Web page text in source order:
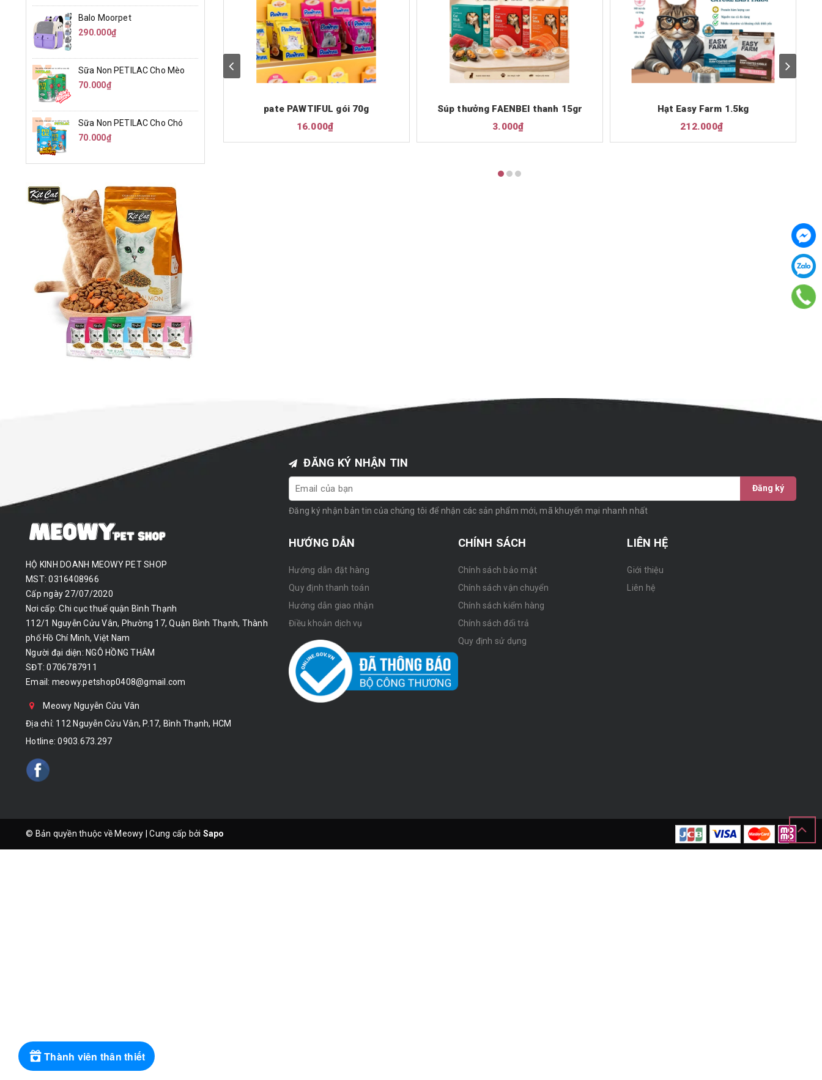
pate PAWTIFUL gói 70g
16.000₫
Súp thưởng FAENBEI thanh 15gr
3.000₫
Hạt Easy Farm 1.5kg
212.000₫
Balo Moorpet
290.000₫
Sữa Non PETILAC Cho Mèo
70.000₫
Sữa Non PETILAC Cho Chó
70.000₫
HỘ KINH DOANH MEOWY PET SHOP
MST: 0316408966
Cấp ngày 27/07/2020
Nơi cấp: Chi cục thuế quận Bình Thạnh
112/1 Nguyễn Cửu Vân, Phường 17, Quận Bình Thạnh, Thành
phố Hồ Chí Minh, Việt Nam
Người đại diện: NGÔ HỒNG THẮM
SĐT: 0706787911
Email: meowy.petshop0408@gmail.com
Meowy Nguyễn Cửu Vân
Địa chỉ: 112 Nguyễn Cửu Vân, P.17, Bình Thạnh, HCM
Hotline:0903.673.297
ĐĂNG KÝ NHẬN TIN
Đăng ký
Đăng ký nhận bản tin của chúng tôi để nhận các sản phẩm mới, mã khuyến mại nhanh nhất
HƯỚNG DẪN
Hướng dẫn đặt hàng
Quy định thanh toán
Hướng dẫn giao nhận
Điều khoản dịch vụ
CHÍNH SÁCH
Chính sách bảo mật
Chính sách vận chuyển
Chính sách kiểm hàng
Chính sách đổi trả
Quy định sử dụng
LIÊN HỆ
Giới thiệu
Liên hệ
© Bản quyền thuộc về Meowy Cung cấp bởi Sapo
Thành viên thân thiết